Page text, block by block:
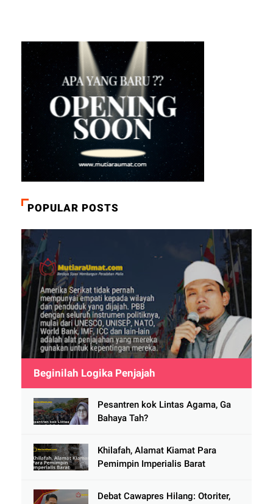
POPULAR POSTS
Beginilah Logika Penjajah
Pesantren kok Lintas Agama, Ga
Bahaya Tah?
Khilafah, Alamat Kiamat Para
Pemimpin Imperialis Barat
Debat Cawapres Hilang: Otoriter,